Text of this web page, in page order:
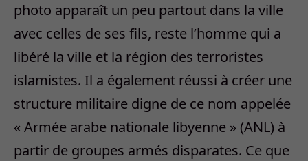
photo apparaît un peu partout dans la ville
avec celles de ses fils, reste l’homme qui a
libéré la ville et la région des terroristes
islamistes. Il a également réussi à créer une
structure militaire digne de ce nom appelée
« Armée arabe nationale libyenne » (ANL) à
partir de groupes armés disparates. Ce que